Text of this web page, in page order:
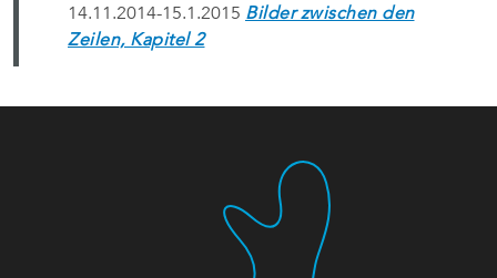
14.11.2014-15.1.2015 Bilder zwischen den
Zeilen, Kapitel 2